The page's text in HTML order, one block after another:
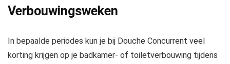
Verbouwingsweken
In bepaalde periodes kun je bij Douche Concurrent veel
korting krijgen op je badkamer- of toiletverbouwing tijdens